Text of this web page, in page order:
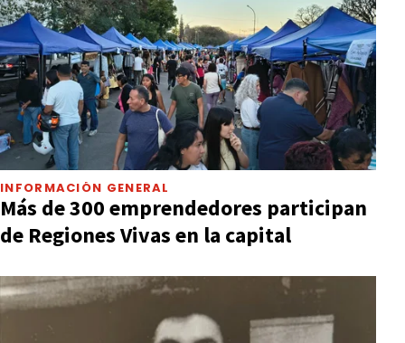
INFORMACIÓN GENERAL
Más de 300 emprendedores participan
de Regiones Vivas en la capital